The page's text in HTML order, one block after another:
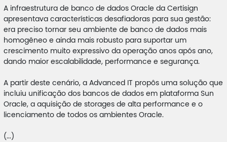
A infraestrutura de banco de dados Oracle da Certisign
apresentava características desafiadoras para sua gestão:
era preciso tornar seu ambiente de banco de dados mais
homogêneo e ainda mais robusto para suportar um
crescimento muito expressivo da operação anos após ano,
dando maior escalabilidade, performance e segurança.
A partir deste cenário, a Advanced IT propôs uma solução que
incluiu unificação dos bancos de dados em plataforma Sun
Oracle, a aquisição de storages de alta performance e o
licenciamento de todos os ambientes Oracle.
(...)